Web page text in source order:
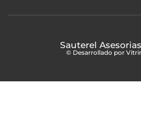
Sauterel Asesorias
© Desarrollado por